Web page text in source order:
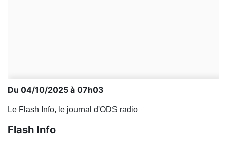
Du 04/10/2025 à 07h03
Le Flash Info, le journal d'ODS radio
Flash Info